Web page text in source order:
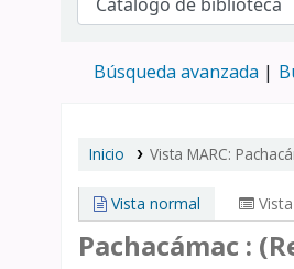
Búsqueda avanzada
Inicio Vista MARC:
Vista normal
Pachacámac :